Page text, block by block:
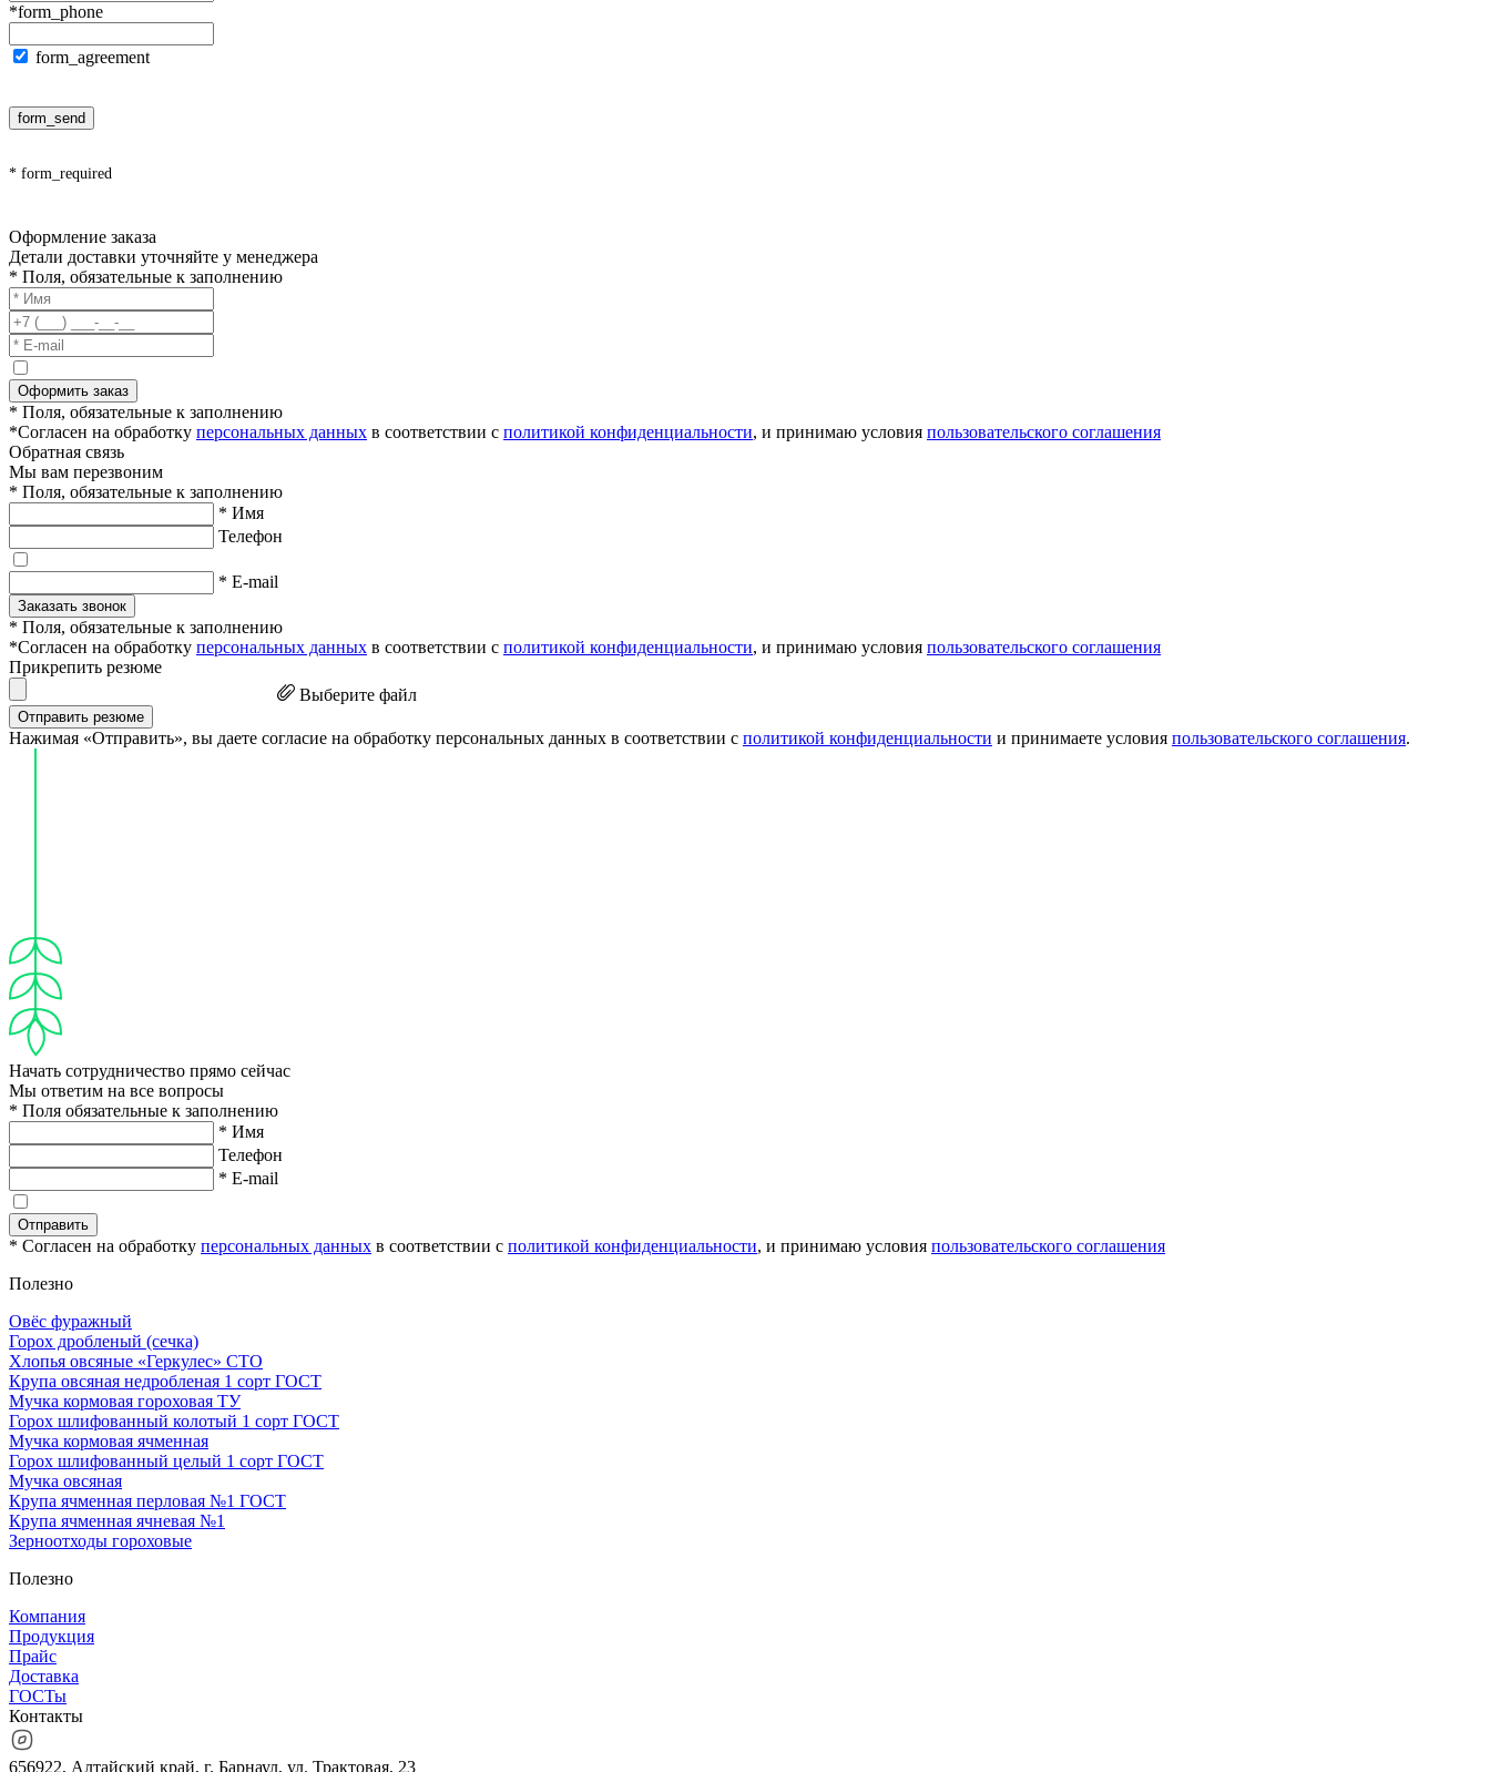
*form_phone
form_agreement
form_send
* form_required
Оформление заказа
Детали доставки уточняйте у менеджера
* Поля, обязательные к заполнению
Оформить заказ
* Поля, обязательные к заполнению
*Согласен на обработку персональных данных в соответствии с политикой конфиденциальности, и принимаю условия пользовательского соглашения
Обратная связь
Мы вам перезвоним
* Поля, обязательные к заполнению
* Имя
Телефон
* E-mail
Заказать звонок
* Поля, обязательные к заполнению
*Согласен на обработку персональных данных в соответствии с политикой конфиденциальности, и принимаю условия пользовательского соглашения
Прикрепить резюме
Выберите файл
Отправить резюме
Нажимая «Отправить», вы даете согласие на обработку персональных данных в соответствии с политикой конфиденциальности и принимаете условия пользовательского соглашения.
Начать сотрудничество прямо сейчас
Мы ответим на все вопросы
* Поля обязательные к заполнению
* Имя
Телефон
* E-mail
Отправить
* Согласен на обработку персональных данных в соответствии с политикой конфиденциальности, и принимаю условия пользовательского соглашения
Полезно
Овёс фуражный
Горох дробленый (сечка)
Хлопья овсяные «Геркулес» СТО
Крупа овсяная недробленая 1 сорт ГОСТ
Мучка кормовая гороховая ТУ
Горох шлифованный колотый 1 сорт ГОСТ
Мучка кормовая ячменная
Горох шлифованный целый 1 сорт ГОСТ
Мучка овсяная
Крупа ячменная перловая №1 ГОСТ
Крупа ячменная ячневая №1
Зерноотходы гороховые
Полезно
Компания
Продукция
Прайс
Доставка
ГОСТы
Контакты
656922, Алтайский край, г. Барнаул, ул. Трактовая, 23